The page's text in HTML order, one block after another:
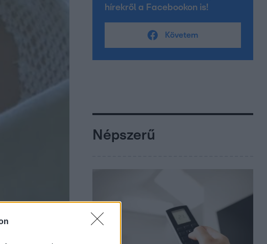
hírekről a Facebookon is!
Követem
Népszerű